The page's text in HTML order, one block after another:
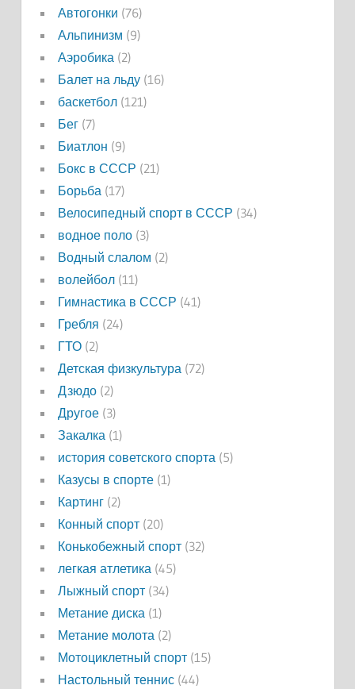
Автогонки (76)
Альпинизм (9)
Аэробика(2)
Балет на льду(16)
баскетбол(121)
Бег(7)
Биатлон (9)
Бокс в СССР (21)
Борьба(17)
Велосипедный спорт в СССР (34)
водное поло(3)
Водный слалом (2)
волейбол(11)
Гимнастика в СССР (41)
Гребля (24)
ГТО(2)
Детская физкультура(72)
Дзюдо(2)
Другое(3)
Закалка(1)
история советского спорта(5)
Казусы в спорте(1)
Картинг(2)
Конный спорт(20)
Конькобежный спорт(32)
легкая атлетика(45)
Лыжный спорт(34)
Метание диска(1)
Метание молота(2)
Мотоциклетный спорт(15)
Настольный теннис(44)